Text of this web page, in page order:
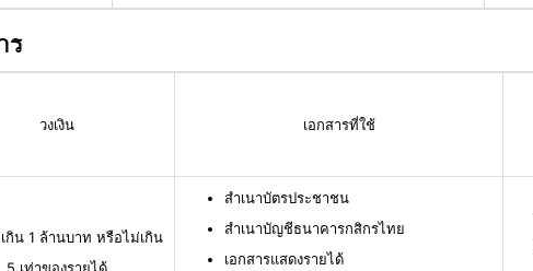
วงเงิน เอกสารที่ใช้
กิน 1 ล้านบาท หรือไม่เกิน
สำเนาบัตรประชาชน
สำเนาบัญชีธนาคารกสิกรไทย
เอกสารแสดงรายได้